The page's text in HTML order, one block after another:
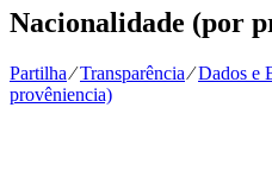
Nacionalidade (por
Partilha⁄Transparência⁄Dados e
provêniencia)